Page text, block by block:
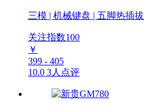
三模 | 机械键盘 | 五脚热插拔
关注指数100
￥
399 - 405
10.0 3人点评